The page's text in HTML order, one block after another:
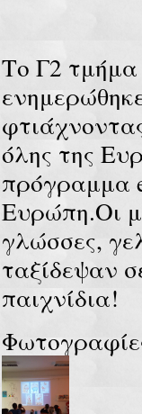
Το Γ2
όλης της
πρόγραμμα
Ευρώπη.Οι
γλώσσες,
ταξίδεψαν
παιχνίδια!